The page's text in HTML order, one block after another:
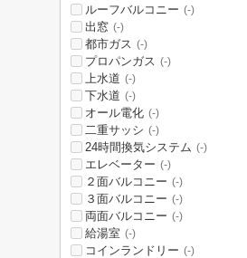
ルーフバルコニー (-)
出窓 (-)
都市ガス (-)
プロパンガス (-)
上水道 (-)
下水道 (-)
オール電化 (-)
二重サッシ (-)
24時間換気システム (-)
エレベーター (-)
２面バルコニー (-)
３面バルコニー (-)
両面バルコニー (-)
給湯室 (-)
コインランドリー (-)